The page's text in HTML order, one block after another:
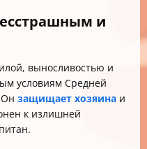
и
выносливостью и
условиям Средней
Он защищает хозяина и
к излишней